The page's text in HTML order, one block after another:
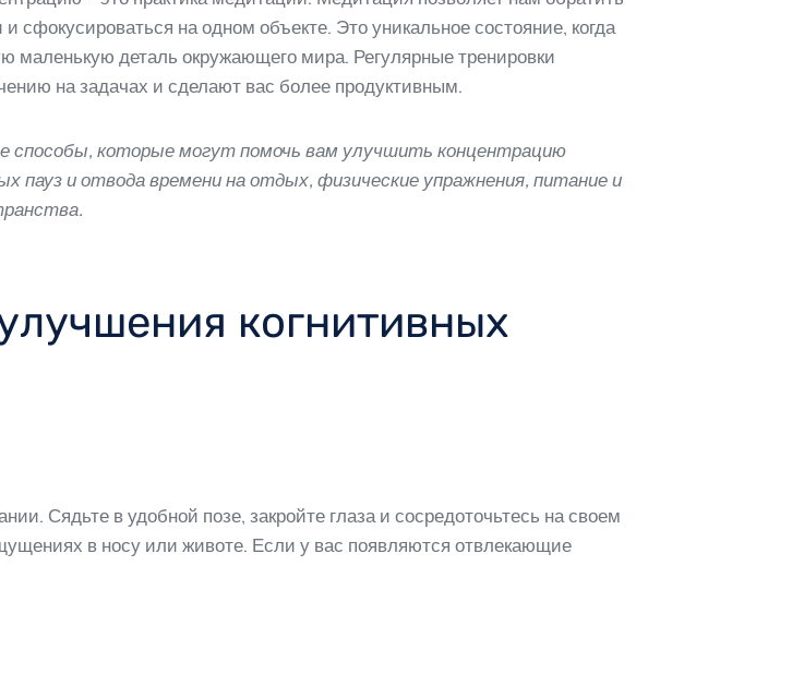
на одном объекте. Это уникальное состояние, когда
деталь окружающего мира. Регулярные тренировки
на задачах и сделают вас более продуктивным.
способы, которые могут помочь вам улучшить концентрацию
пауз и отвода времени на отдых, физические упражнения, питание и
когнитивных
Сядьте в удобной позе, закройте глаза и сосредоточьтесь на своем
в носу или животе. Если у вас появляются отвлекающие